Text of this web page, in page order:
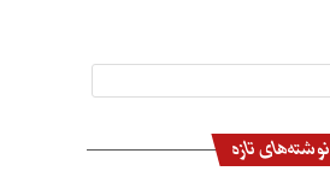
نوشته‌های تازه